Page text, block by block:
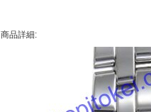
商品詳細: